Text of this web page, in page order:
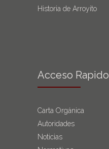
Historia de Arroyito
Acceso Rapido
Carta Orgánica
Autoridades
Noticias